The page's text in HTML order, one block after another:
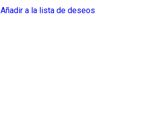
Añadir a la lista de deseos